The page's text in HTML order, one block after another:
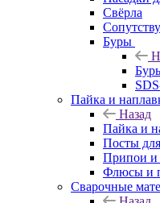
Свёрла
Буры
Пайка и
Назад
Пайка и
Посты
Припои
Флюсы и
Сварочные